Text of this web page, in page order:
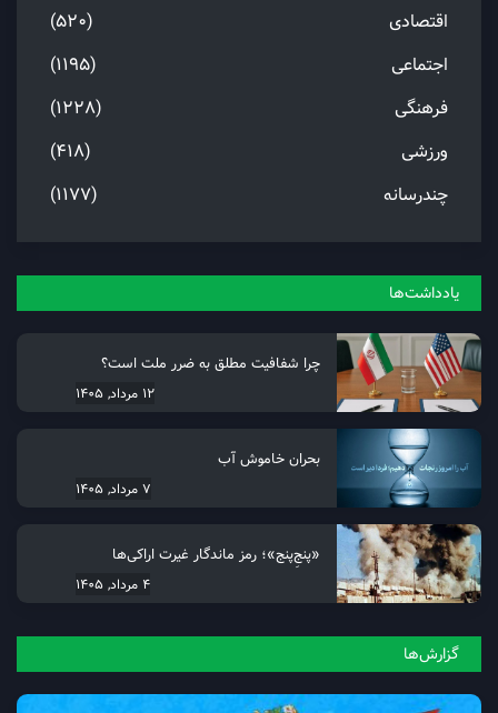
اقتصادی
(520)
اجتماعی
(1195)
فرهنگی
(1228)
ورزشی
(418)
چندرسانه
(1177)
یادداشت‌ها
چرا شفافیت مطلق به ضرر ملت است؟
12 مرداد, 1405
بحران خاموش آب
7 مرداد, 1405
«پنجِ‌پنج»؛ رمز ماندگار غیرت اراکی‌ها
4 مرداد, 1405
گزارش‌ها